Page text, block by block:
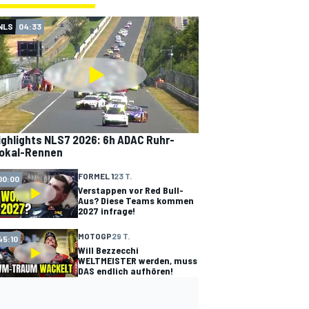
04:33
NLS7 2026: 6h ADAC Ruhr-
Rennen
FORMEL 123 T.
Verstappen vor Red Bull-
Aus? Diese Teams kommen
2027 infrage!
MOTOGP29 T.
Will Bezzecchi
WELTMEISTER werden, muss
DAS endlich aufhören!